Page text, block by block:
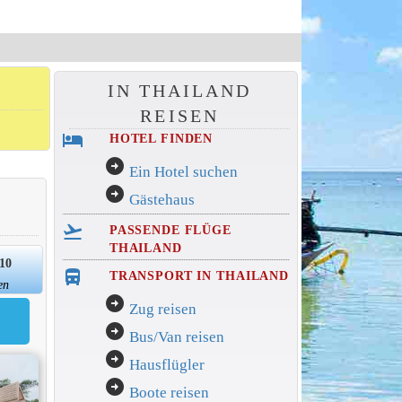
IN THAILAND
REISEN
hotel HOTEL FINDEN
arrow_circle_right Ein Hotel suchen
arrow_circle_right Gästehaus
flight_takeoff
PASSENDE FLÜGE
THAILAND
directions_bus_filled TRANSPORT IN THAILAND
arrow_circle_right Zug reisen
arrow_circle_right Bus/Van reisen
arrow_circle_right Hausflügler
arrow_circle_right Boote reisen